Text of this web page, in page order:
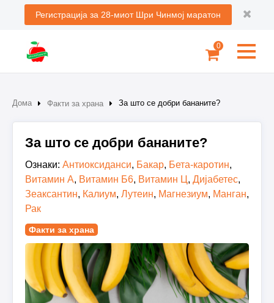
Регистрација за 28-миот Шри Чинмој маратон
0
Дома Факти за храна За што се добри бананите?
За што се добри бананите?
Ознаки: Антиоксиданси, Бакар, Бета-каротин,
Витамин А, Витамин Б6, Витамин Ц , Дијабетес,
Зеаксантин, Калиум, Лутеин, Магнезиум, Манган,
Рак
Факти за храна